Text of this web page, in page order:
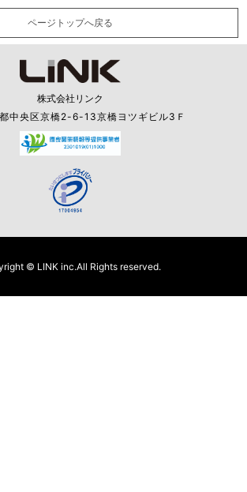
ページトップへ戻る
株式会社リンク
中央区京橋2-6-13京橋ヨツギビル3Ｆ
© LINK inc.All Rights reserved.